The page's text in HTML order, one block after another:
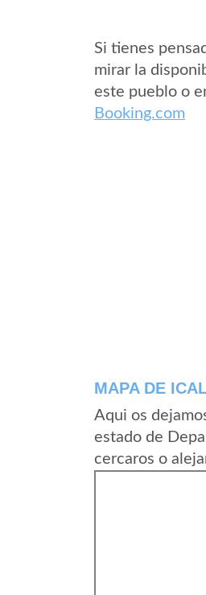
Si tienes
mirar la
este pueblo o
Booking.com
MAPA DE
Aqui os
estado de
cercaros o